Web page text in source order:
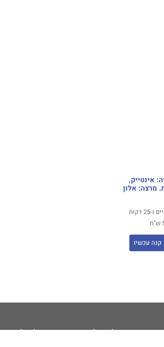
אינטייק,
מרצה: אלון
דקות
קנה עכשיו
קורסים למטפלים קורסים לקהל הרחב